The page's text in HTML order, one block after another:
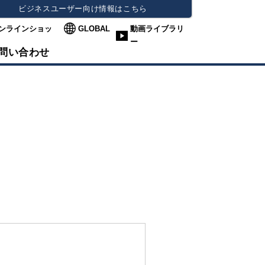
ビジネスユーザー向け情報はこちら
ラインショッ GLOBAL
動画ライブラリ
ー
い合わせ